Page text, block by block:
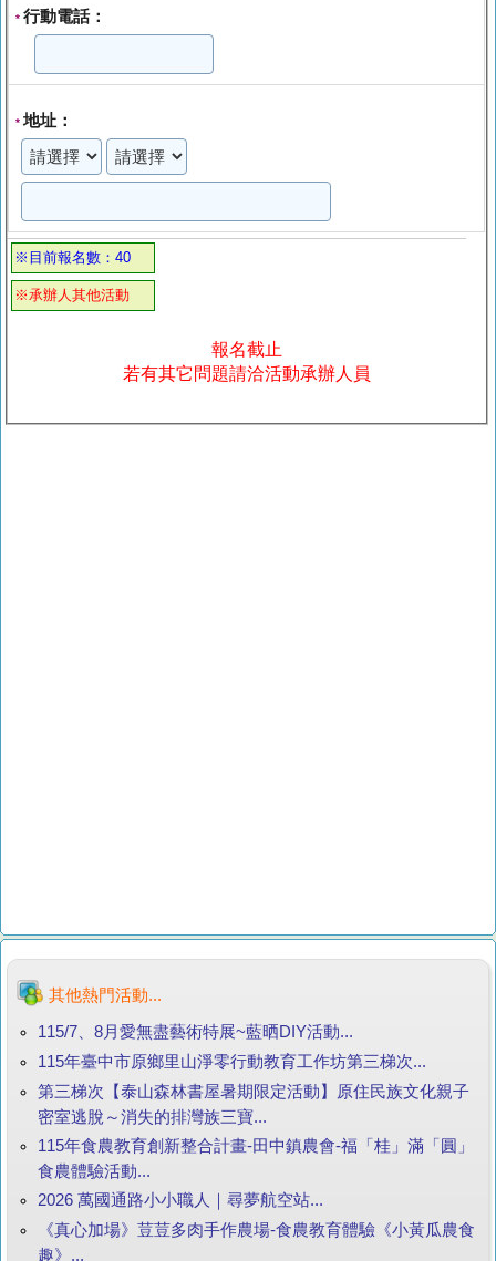
* 行動電話：
*地址：
※目前報名數：40
※承辦人其他活動
報名截止
若有其它問題請洽活動承辦人員
其他熱門活動...
115/7、8月愛無盡藝術特展~藍晒DIY活動...
115年臺中市原鄉里山淨零行動教育工作坊第三梯次...
第三梯次【泰山森林書屋暑期限定活動】原住民族文化親子
密室逃脫～消失的排灣族三寶...
115年食農教育創新整合計畫-田中鎮農會-福「桂」滿「圓」
食農體驗活動...
2026 萬國通路小小職人｜尋夢航空站...
《真心加場》荳荳多肉手作農場-食農教育體驗《小黃瓜農食
趣》...